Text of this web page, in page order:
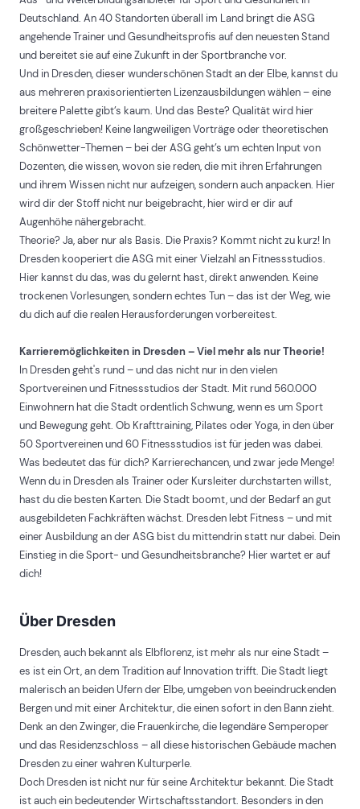
Deutschland. An 40 Standorten überall im Land bringt die ASG
angehende Trainer und Gesundheitsprofis auf den neuesten Stand
und bereitet sie auf eine Zukunft in der Sportbranche vor.
Und in Dresden, dieser wunderschönen Stadt an der Elbe, kannst du
aus mehreren praxisorientierten Lizenzausbildungen wählen – eine
breitere Palette gibt’s kaum. Und das Beste? Qualität wird hier
großgeschrieben! Keine langweiligen Vorträge oder theoretischen
Schönwetter-Themen – bei der ASG geht’s um echten Input von
Dozenten, die wissen, wovon sie reden, die mit ihren Erfahrungen
und ihrem Wissen nicht nur aufzeigen, sondern auch anpacken. Hier
wird dir der Stoff nicht nur beigebracht, hier wird er dir auf
Augenhöhe nähergebracht.
Theorie? Ja, aber nur als Basis. Die Praxis? Kommt nicht zu kurz! In
Dresden kooperiert die ASG mit einer Vielzahl an Fitnessstudios.
Hier kannst du das, was du gelernt hast, direkt anwenden. Keine
trockenen Vorlesungen, sondern echtes Tun – das ist der Weg, wie
du dich auf die realen Herausforderungen vorbereitest.
Karrieremöglichkeiten in Dresden – Viel mehr als nur Theorie!
In Dresden geht's rund – und das nicht nur in den vielen
Sportvereinen und Fitnessstudios der Stadt. Mit rund 560.000
Einwohnern hat die Stadt ordentlich Schwung, wenn es um Sport
und Bewegung geht. Ob Krafttraining, Pilates oder Yoga, in den über
50 Sportvereinen und 60 Fitnessstudios ist für jeden was dabei.
Was bedeutet das für dich? Karrierechancen, und zwar jede Menge!
Wenn du in Dresden als Trainer oder Kursleiter durchstarten willst,
hast du die besten Karten. Die Stadt boomt, und der Bedarf an gut
ausgebildeten Fachkräften wächst. Dresden lebt Fitness – und mit
einer Ausbildung an der ASG bist du mittendrin statt nur dabei. Dein
Einstieg in die Sport- und Gesundheitsbranche? Hier wartet er auf
dich!
Über Dresden
Dresden, auch bekannt als Elbflorenz, ist mehr als nur eine Stadt –
es ist ein Ort, an dem Tradition auf Innovation trifft. Die Stadt liegt
malerisch an beiden Ufern der Elbe, umgeben von beeindruckenden
Bergen und mit einer Architektur, die einen sofort in den Bann zieht.
Denk an den Zwinger, die Frauenkirche, die legendäre Semperoper
und das Residenzschloss – all diese historischen Gebäude machen
Dresden zu einer wahren Kulturperle.
Doch Dresden ist nicht nur für seine Architektur bekannt. Die Stadt
ist auch ein bedeutender Wirtschaftsstandort. Besonders in den